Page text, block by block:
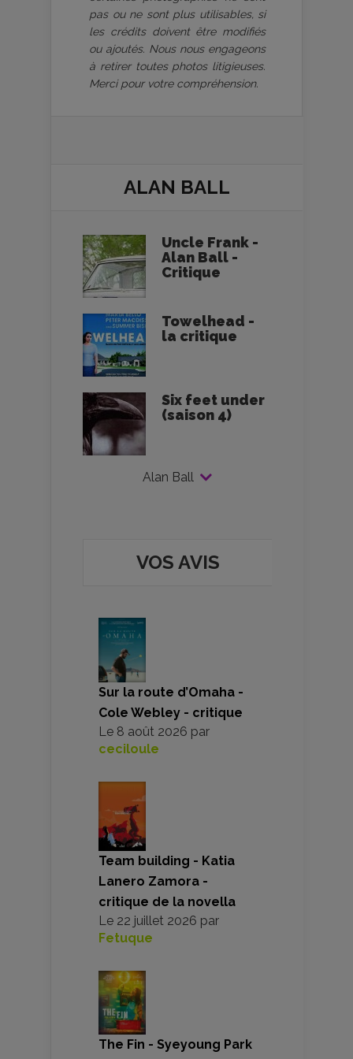
pas ou ne sont plus utilisables, si
les crédits doivent être modifiés
ou ajoutés. Nous nous engageons
à retirer toutes photos litigieuses.
Merci pour votre compréhension.
ALAN BALL
Uncle Frank -
Alan Ball -
Critique
Towelhead -
la critique
Six feet under
(saison 4)
Alan Ball
VOS AVIS
Sur la route d’Omaha -
Cole Webley - critique
Le 8 août 2026 par
ceciloule
Team building - Katia
Lanero Zamora -
critique de la novella
Le 22 juillet 2026 par
Fetuque
The Fin - Syeyoung Park